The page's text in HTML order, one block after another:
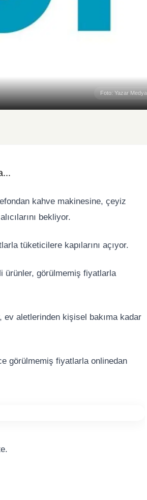
Foto: Yazar Medya
kahve makinesine, çeyiz
bekliyor.
tüketicilere kapılarını açıyor.
ürünler, görülmemiş fiyatlarla
aletlerinden kişisel bakıma kadar
görülmemiş fiyatlarla onlinedan